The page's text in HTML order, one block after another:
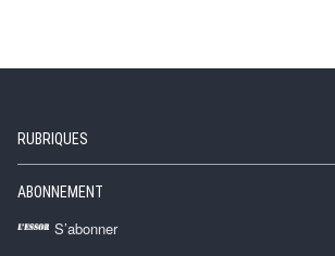
RUBRIQUES
ABONNEMENT
S’abonner